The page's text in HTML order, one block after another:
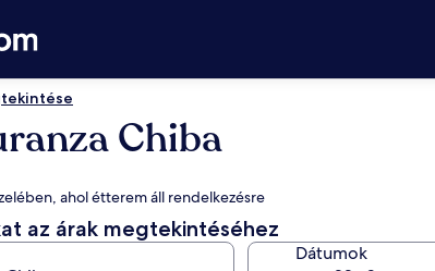
Chiba
ahol étterem áll rendelkezésre
az árak megtekintéséhez
Dátumok